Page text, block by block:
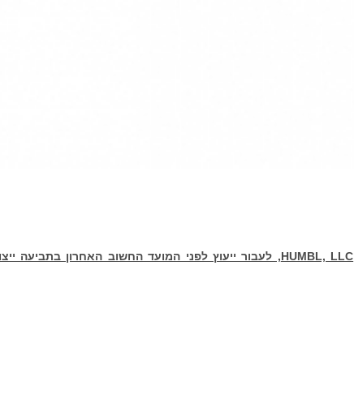
HUMBL, LLC, לעבור ייעוץ לפני המועד החשוב האחרון בתביעה